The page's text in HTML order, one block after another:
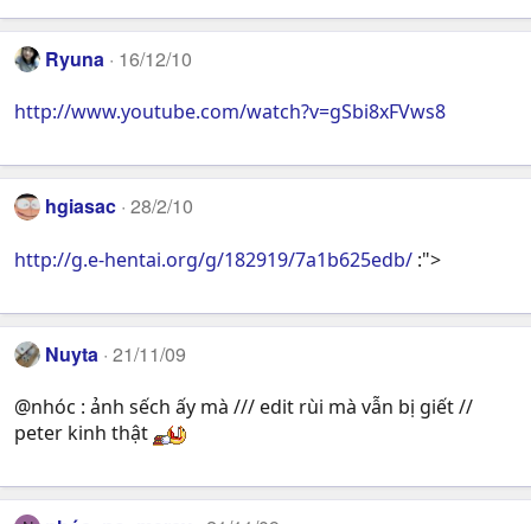
Ryuna 16/12/10
http://www.youtube.com/watch?v=gSbi8xFVws8
hgiasac 28/2/10
http://g.e-hentai.org/g/182919/7a1b625edb/ :">
Nuyta 21/11/09
@nhóc : ảnh sếch ấy mà /// edit rùi mà vẫn bị giết //
peter kinh thật